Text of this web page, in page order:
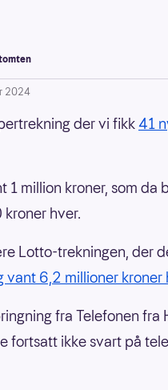
2024
dervi fikk41
1 million kroner, som da
hver.
Lotto-trekningen, der
vant 6,2 millioner kroner
fra Telefonen fra
fortsatt ikke svart på